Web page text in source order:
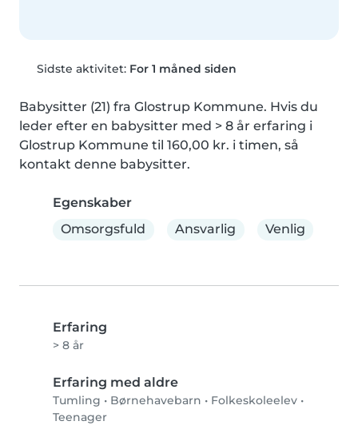
Sidste aktivitet: For 1 måned siden
Babysitter (21) fra Glostrup Kommune. Hvis du
leder efter en babysitter med > 8 år erfaring i
Glostrup Kommune til 160,00 kr. i timen, så
kontakt denne babysitter.
Egenskaber
Omsorgsfuld
Ansvarlig Venlig
Erfaring
> 8 år
Erfaring med aldre
Tumling • Børnehavebarn • Folkeskoleelev •
Teenager